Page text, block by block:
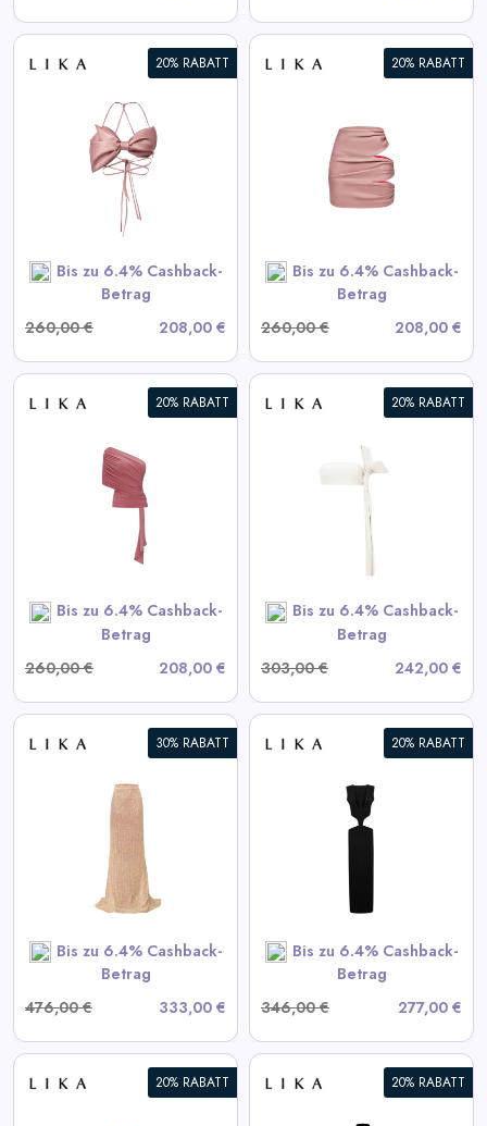
20% RABATT
Bis zu 6.4% Cashback-
Betrag
260,00 €
208,00 €
20% RABATT
Bis zu 6.4% Cashback-
Betrag
260,00 €
208,00 €
Drapierte Pink-Minirock
View All LIKA Deals
20% RABATT
Bis zu 6.4% Cashback-
Betrag
260,00 €
208,00 €
20% RABATT
Bis zu 6.4% Cashback-
Betrag
303,00 €
242,00 €
Weißes Lederoberteil
View All LIKA Deals
30% RABATT
Bis zu 6.4% Cashback-
Betrag
476,00 €
333,00 €
20% RABATT
Bis zu 6.4% Cashback-
Betrag
346,00 €
277,00 €
Schwarzes Kleid mit
Taillenausschnitten
View All LIKA Deals
SHOP NOW
20% RABATT 20% RABATT